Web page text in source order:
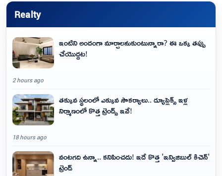
Realty
ఇంటిని అందంగా మార్చాలనుకుంటున్నారా? ఈ ఒక్క తప్పు
చేయొద్దట!
2 hours ago
తక్కువ స్థలంలో ఎక్కువ సౌకర్యాలు.. డ్యూప్లెక్స్ ఇళ్ల
నిర్మాణంలో కొత్త ట్రెండ్స్ ఇవే!
18 hours ago
వంటగది ఉన్నా.. కనిపించదు! ఇదే కొత్త 'ఇన్విజిబుల్ కిచెన్'
ట్రెండ్